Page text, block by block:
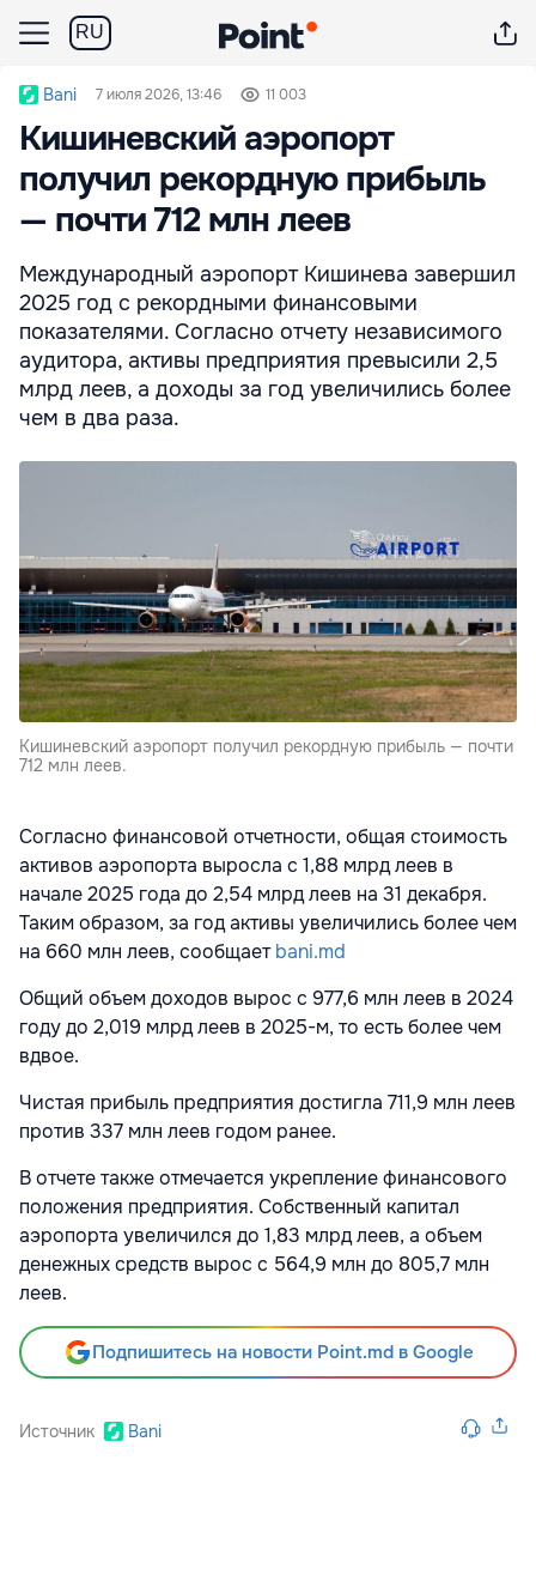
RU
Bani 7 июля 2026, 13:46 11 003
Кишиневский аэропорт
получил рекордную прибыль
— почти 712 млн леев
Международный аэропорт Кишинева завершил
2025 год с рекордными финансовыми
показателями. Согласно отчету независимого
аудитора, активы предприятия превысили 2,5
млрд леев, а доходы за год увеличились более
чем в два раза.
Кишиневский аэропорт получил рекордную прибыль — почти
712 млн леев.
Согласно финансовой отчетности, общая стоимость
активов аэропорта выросла с 1,88 млрд леев в
начале 2025 года до 2,54 млрд леев на 31 декабря.
Таким образом, за год активы увеличились более чем
на 660 млн леев, сообщаетbani.md
Общий объем доходов вырос с 977,6 млн леев в 2024
году до 2,019 млрд леев в 2025-м, то есть более чем
вдвое.
Чистая прибыль предприятия достигла 711,9 млн леев
против 337 млн леев годом ранее.
В отчете также отмечается укрепление финансового
положения предприятия. Собственный капитал
аэропорта увеличился до 1,83 млрд леев, а объем
денежных средств вырос с 564,9 млн до 805,7 млн
леев.
Подпишитесь на новости Point.md в Google
Источник Bani